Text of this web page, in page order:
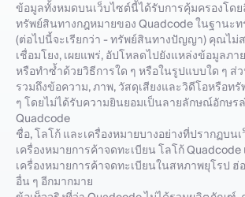
ข้อมูลทั้งหมดบนเว็บไซต์นี้ได้รับการคุ้มครองโด
ทรัพย์สินทางกฎหมายของ Quadcode ในฐานะ
(ต่อไปนี้จะเรียกว่า - ทรัพย์สินทางปัญญา) คุณไม่
เชื่อมโยง, เผยแพร่, อัปโหลดไปยังแหล่งข้อมูลภา
หรือทำซ้ำด้วยวิธีการใด ๆ หรือในรูปแบบใด ๆ ส่
รวมถึงข้อความ, ภาพ, วัสดุเสียงและวิดีโอหรือ
ๆ โดยไม่ได้รับความยินยอมเป็นลายลักษณ์อักษร
Quadcode
ชื่อ, โลโก้ และเครื่องหมายบางอย่างที่ปรากฏบน
เครื่องหมายการค้าจดทะเบียน โลโก้ Quadcode
เครื่องหมายการค้าจดทะเบียนในสหภาพยุโรป ฮ่
อื่น ๆ อีกมากมาย